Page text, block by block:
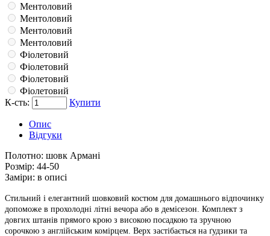
Ментоловий
Ментоловий
Ментоловий
Ментоловий
Фіолетовий
Фіолетовий
Фіолетовий
Фіолетовий
К-сть:
Купити
Опис
Відгуки
Полотно: шовк Армані
Розмір: 44-50
Заміри: в описі
Стильний і елегантний шовковий костюм для домашнього відпочинку
допоможе в прохолодні літні вечора або в демісезон. Комплект з
довгих штанів прямого крою з високою посадкою та зручною
сорочкою з англійським комірцем. Верх застібається на ґудзики та